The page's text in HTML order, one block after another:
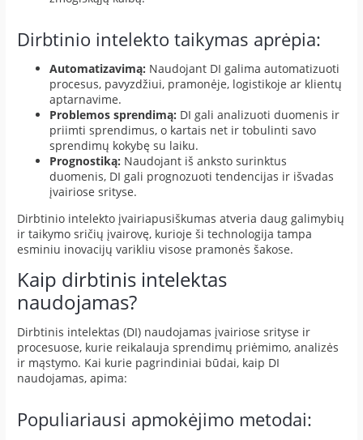
Dirbtinio intelekto taikymas aprėpia:
Automatizavimą: Naudojant DI galima automatizuoti
procesus, pavyzdžiui, pramonėje, logistikoje ar klientų
aptarnavime.
Problemos sprendimą: DI gali analizuoti duomenis ir
priimti sprendimus, o kartais net ir tobulinti savo
sprendimų kokybę su laiku.
Prognostiką: Naudojant iš anksto surinktus
duomenis, DI gali prognozuoti tendencijas ir išvadas
įvairiose srityse.
Dirbtinio intelekto įvairiapusiškumas atveria daug galimybių
ir taikymo sričių įvairovę, kurioje ši technologija tampa
esminiu inovacijų varikliu visose pramonės šakose.
Kaip dirbtinis intelektas
naudojamas?
Dirbtinis intelektas (DI) naudojamas įvairiose srityse ir
procesuose, kurie reikalauja sprendimų priėmimo, analizės
ir mąstymo. Kai kurie pagrindiniai būdai, kaip DI
naudojamas, apima:
Populiariausi apmokėjimo metodai: